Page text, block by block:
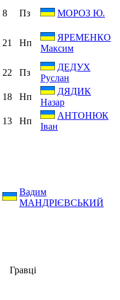
8 Пз МОРОЗ Ю.
21 Нп
ЯРЕМЕНКО
Максим
22 Пз
ДЕДУХ
Руслан
18 Нп
ДЯДИК
Назар
13
Нп
АНТОНЮК
Іван
Вадим
МАНДРІЄВСЬКИЙ
Гравці